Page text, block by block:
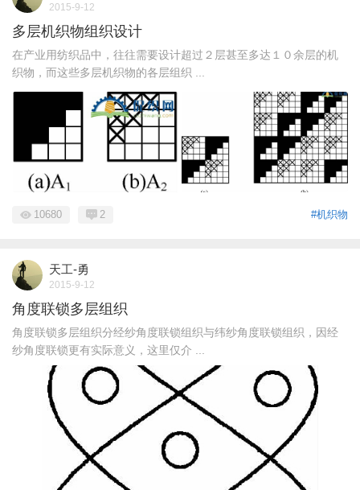
2015-9-12
多层机织物组织设计
在产业用纺织品中，往往需要设计超过２层甚至多达１０余层的机
织物，而这些多层机织物的各层组织 ...
#机织物
10680 2
天工-勇
2015-9-12
角度联锁多层组织
角度联锁多层组织分经纱角度联锁组织与纬纱角度联锁组织，因经
纱角度联锁更有实际意义，这里仅介 ...